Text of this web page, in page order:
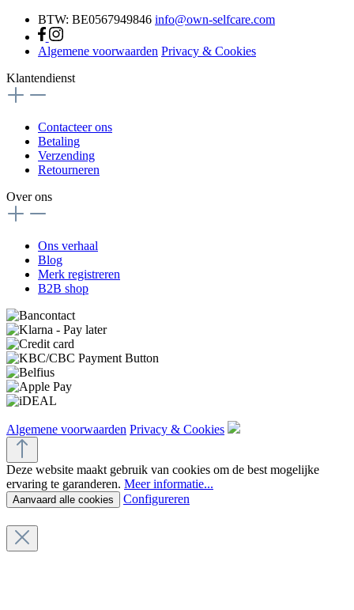
BTW: BE0567949846 info@own-selfcare.com
Algemene voorwaarden Privacy & Cookies
Klantendienst
Contacteer ons
Betaling
Verzending
Retourneren
Over ons
Ons verhaal
Blog
Merk registreren
B2B shop
Algemene voorwaarden Privacy & Cookies
Deze website maakt gebruik van cookies om de best mogelijke
ervaring te garanderen. Meer informatie...
Aanvaard alle cookies Configureren